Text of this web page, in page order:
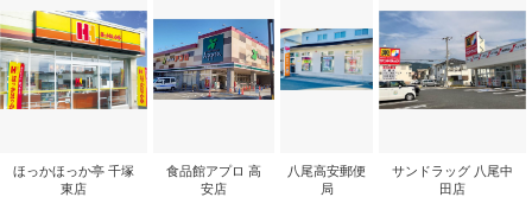
ほっかほっか亭 千塚
東店
食品館アプロ 高
安店
八尾高安郵便
局
サンドラッグ 八尾中
田店